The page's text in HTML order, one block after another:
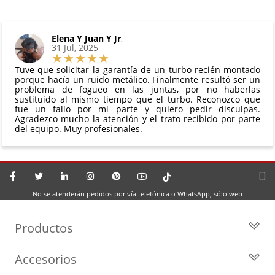
Elena Y Juan Y Jr,
31 Jul, 2025
Tuve que solicitar la garantía de un turbo recién montado
porque hacía un ruido metálico. Finalmente resultó ser un
problema de fogueo en las juntas, por no haberlas
sustituido al mismo tiempo que el turbo. Reconozco que
fue un fallo por mi parte y quiero pedir disculpas.
Agradezco mucho la atención y el trato recibido por parte
del equipo. Muy profesionales.
No se atenderán pedidos por vía telefónica o WhatsApp, sólo web
Productos
Turbos por Marca
Accesorios